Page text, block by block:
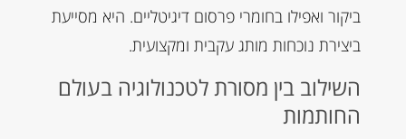
ביקור ואפילו בחומרי פרסום דיגיטליים. היא מסייעת
ביצירת נוכחות מותג עקבית ומקצועית.
השילוב בין מסורת לטכנולוגיה בעולם
החותמות